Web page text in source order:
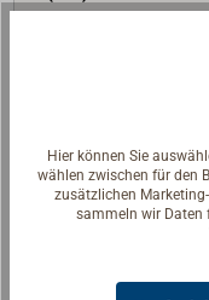
Merken
Hier können Sie
wählen zwischen für den
zusätzlichen
sammeln wir Daten